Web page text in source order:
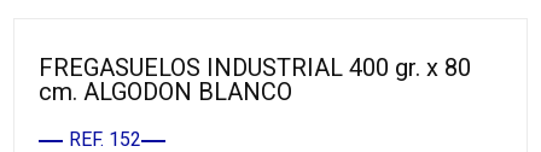
FREGASUELOS INDUSTRIAL 400 gr. x 80
cm. ALGODON BLANCO
REF. 152